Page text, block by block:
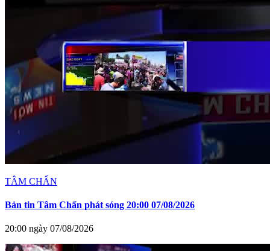
TÂM CHẤN
Bản tin Tâm Chấn phát sóng 20:00 07/08/2026
20:00 ngày 07/08/2026